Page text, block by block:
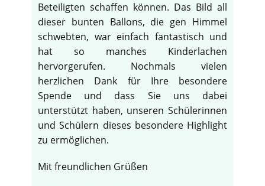
Beteiligten schaffen können. Das Bild all
dieser bunten Ballons, die gen Himmel
schwebten, war einfach fantastisch und
hat so manches Kinderlachen
hervorgerufen. Nochmals vielen
herzlichen Dank für Ihre besondere
Spende und dass Sie uns dabei
unterstützt haben, unseren Schülerinnen
und Schülern dieses besondere Highlight
zu ermöglichen.
Mit freundlichen Grüßen